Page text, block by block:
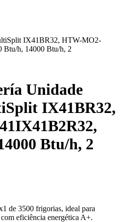
IX41BR32, HTW-MO2-
Btu/h, 14000 Btu/h, 2
Unidade
IX41BR32,
Btu/h, 2
de 3500 frigorias, ideal para
eficiência energética A+.